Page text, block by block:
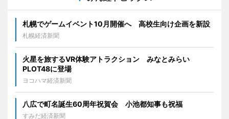
札幌でゲームイベント10月開催へ 高校生向け企画を新設
札幌経済新聞
火星を旅するVR体験アトラクション みなとみらい
PLOT48に登場
ヨコハマ経済新聞
八広で町名誕生60周年祝賀会 小池都知事も祝福
すみだ経済新聞